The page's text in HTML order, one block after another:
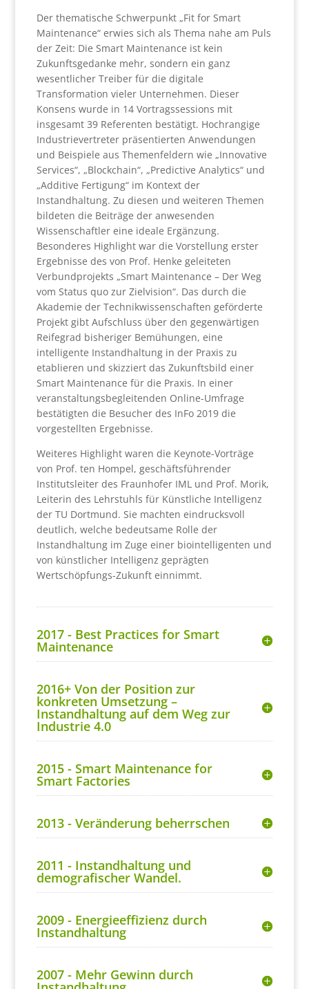
Der thematische Schwerpunkt „Fit for Smart
Maintenance“ erwies sich als Thema nahe am Puls
der Zeit: Die Smart Maintenance ist kein
Zukunftsgedanke mehr, sondern ein ganz
wesentlicher Treiber für die digitale
Transformation vieler Unternehmen. Dieser
Konsens wurde in 14 Vortragssessions mit
insgesamt 39 Referenten bestätigt. Hochrangige
Industrievertreter präsentierten Anwendungen
und Beispiele aus Themenfeldern wie „Innovative
Services“, „Blockchain“, „Predictive Analytics“ und
„Additive Fertigung“ im Kontext der
Instandhaltung. Zu diesen und weiteren Themen
bildeten die Beiträge der anwesenden
Wissenschaftler eine ideale Ergänzung.
Besonderes Highlight war die Vorstellung erster
Ergebnisse des von Prof. Henke geleiteten
Verbundprojekts „Smart Maintenance – Der Weg
vom Status quo zur Zielvision“. Das durch die
Akademie der Technikwissenschaften geförderte
Projekt gibt Aufschluss über den gegenwärtigen
Reifegrad bisheriger Bemühungen, eine
intelligente Instandhaltung in der Praxis zu
etablieren und skizziert das Zukunftsbild einer
Smart Maintenance für die Praxis. In einer
veranstaltungsbegleitenden Online-Umfrage
bestätigten die Besucher des InFo 2019 die
vorgestellten Ergebnisse.
Weiteres Highlight waren die Keynote-Vorträge
von Prof. ten Hompel, geschäftsführender
Institutsleiter des Fraunhofer IML und Prof. Morik,
Leiterin des Lehrstuhls für Künstliche Intelligenz
der TU Dortmund. Sie machten eindrucksvoll
deutlich, welche bedeutsame Rolle der
Instandhaltung im Zuge einer biointelligenten und
von künstlicher Intelligenz geprägten
Wertschöpfungs-Zukunft einnimmt.
2017 - Best Practices for Smart
Maintenance
2016+ Von der Position zur
konkreten Umsetzung –
Instandhaltung auf dem Weg zur
Industrie 4.0
2015 - Smart Maintenance for
Smart Factories
2013 - Veränderung beherrschen
2011 - Instandhaltung und
demografischer Wandel.
2009 - Energieeffizienz durch
Instandhaltung
2007 - Mehr Gewinn durch